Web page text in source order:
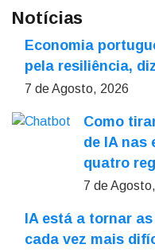
Notícias
Economia
pela resiliência,
7 de Agosto, 2026
Como
de IA nas
quatro
7 de
IA está a tornar
cada vez mais